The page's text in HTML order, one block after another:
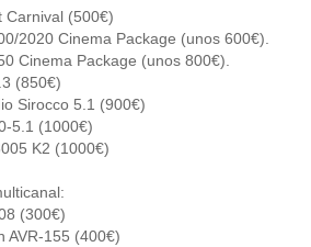
Carnival (500€)
2020 Cinema Package (unos 600€).
Cinema Package (unos 800€).
(850€)
Sirocco 5.1 (900€)
5.1 (1000€)
K2 (1000€)
(300€)
AVR-155 (400€)